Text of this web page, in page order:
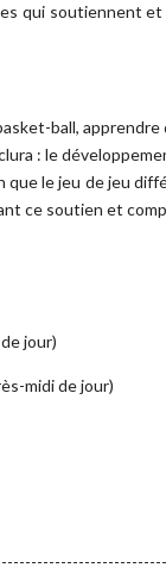
qui soutiennent
ball,
: le
le jeu de jeu
ce soutien et
jour)
midi de jour)